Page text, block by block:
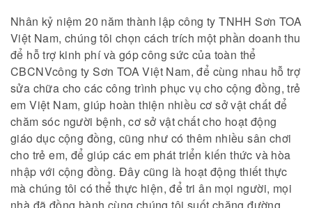
Nhân kỷ niệm 20 năm thành lập công ty TNHH Sơn TOA
Việt Nam, chúng tôi chọn cách trích một phần doanh thu
để hỗ trợ kinh phí và góp công sức của toàn thể
CBCNVcông ty Sơn TOA Việt Nam, để cùng nhau hỗ trợ
sửa chữa cho các công trình phục vụ cho cộng đồng, trẻ
em Việt Nam, giúp hoàn thiện nhiều cơ sở vật chất để
chăm sóc người bệnh, cơ sở vật chất cho hoạt động
giáo dục cộng đồng, cũng như có thêm nhiều sân chơi
cho trẻ em, để giúp các em phát triển kiến thức và hòa
nhập với cộng đồng. Đây cũng là hoạt động thiết thực
mà chúng tôi có thể thực hiện, để tri ân mọi người, mọi